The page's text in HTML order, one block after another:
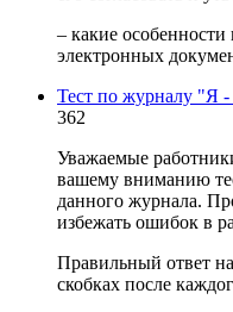
– какие
электронных
Тест по журналу "Я
362
Уважаемые
вашему вниманию
данного журнала.
избежать ошибок в
Правильный ответ
скобках после